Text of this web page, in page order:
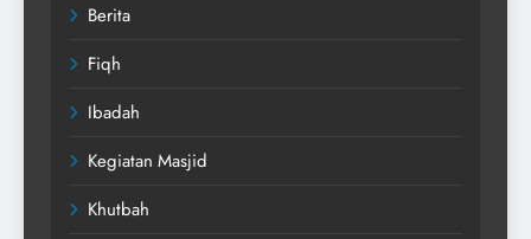
Berita
Fiqh
Ibadah
Kegiatan Masjid
Khutbah